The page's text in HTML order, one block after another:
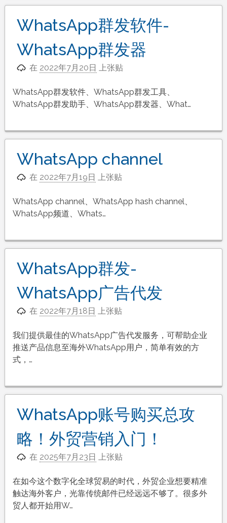
WhatsApp群发软件-
WhatsApp群发器
在 2022年7月20日 上张贴
WhatsApp群发软件、WhatsApp群发工具、
WhatsApp群发助手、WhatsApp群发器、What…
WhatsApp channel
在 2022年7月19日 上张贴
WhatsApp channel、WhatsApp hash channel、
WhatsApp频道、Whats…
WhatsApp群发-
WhatsApp广告代发
在 2022年7月18日 上张贴
我们提供最佳的WhatsApp广告代发服务，可帮助企业
推送产品信息至海外WhatsApp用户，简单有效的方
式，…
WhatsApp账号购买总攻
略！外贸营销入门！
在 2025年7月23日 上张贴
在如今这个数字化全球贸易的时代，外贸企业想要精准
触达海外客户，光靠传统邮件已经远远不够了。很多外
贸人都开始用W…